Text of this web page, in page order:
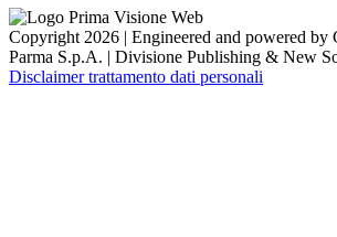
Copyright 2026 | Engineered and powered by
Parma S.p.A. | Divisione Publishing & New
Disclaimer trattamento dati personali